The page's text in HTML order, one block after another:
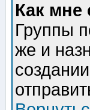
Как мне
Группы
же и